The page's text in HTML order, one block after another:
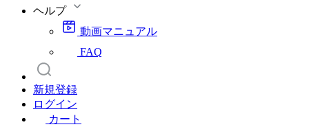
ヘルプ
動画マニュアル
FAQ
新規登録
ログイン
カート